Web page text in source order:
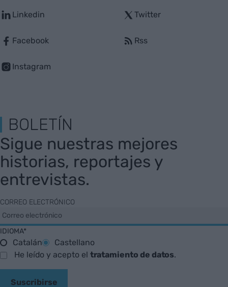
Linkedin
Facebook
Instagram
Twitter
Rss
BOLETÍN
Sigue nuestras mejores
historias, reportajes y
entrevistas.
CORREO ELECTRÓNICO
IDIOMA*
Catalán
Castellano
He leído y acepto el tratamiento de datos.
Suscribirse